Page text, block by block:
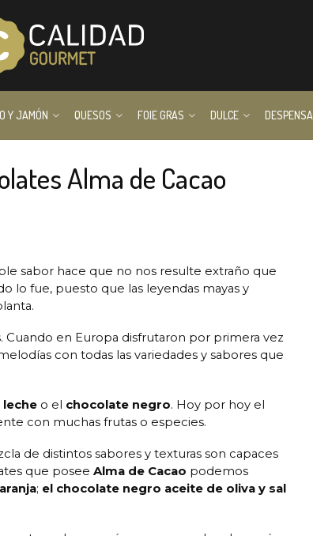
Y JAMÓN QUESOS FOIE GRAS DULCE DESPENSA
Alma de Cacao
sabor hace que no nos resulte extraño que
lo fue, puesto que las leyendas mayas y
Cuando en Europa disfrutaron por primera vez
con todas las variedades y sabores que
leche o el chocolate negro. Hoy por hoy el
con muchas frutas o especies.
de distintos sabores y texturas son capaces
que posee Alma de Cacao podemos
; el chocolate negro aceite de oliva y sal